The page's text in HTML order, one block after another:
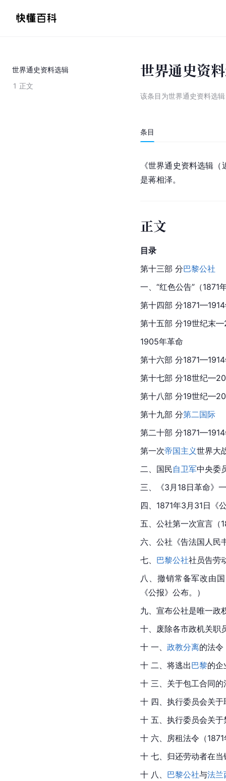
世界通史资料选辑
1 正文
世界通史资
该条目为世界通史资料选
条目
《世界通史资料选辑
是蒋相泽。
正文
目录
第十三部 分巴黎公社
一、“红色公告”（1871
第十四部 分
第十五部 分19世纪末
1905年革命
第十六部 分
第十七部 分18世纪
第十八部 分19世纪
第十九部 分第二国际
第二十部 分
第一次帝国主义世界大
二、国民自卫军中央委
三、《3月18日革命》
四、1871年3月31日《
五、公社第一次宣言（
六、公社《告法国人民
七、 巴黎公社社员告劳
八、撤销常备军改由
《公报》公布。）
九、宣布公社是唯一政
十、废除各市政机关职
十 一、 政教分离的法令
十 二、将逃出巴黎的企
十 三、关于包工合同
十 四、执行委员会关于
十 五、执行委员会关
十 六、房租法令（
十 七、归还劳动者在
十 八、 巴黎公社与法兰